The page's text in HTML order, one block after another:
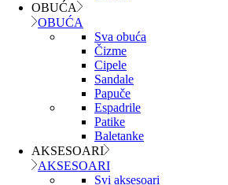
OBUĆA
OBUĆA
Sva obuća
Čizme
Cipele
Sandale
Papuče
Espadrile
Patike
Baletanke
AKSESOARI
AKSESOARI
Svi aksesoari